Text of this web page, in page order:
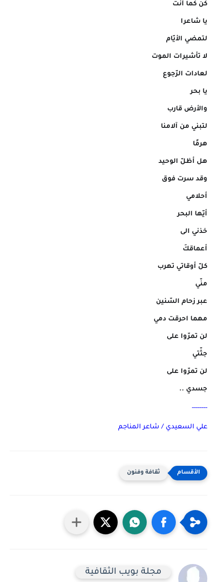
كن كما أنت
يا شاعرا
لتمضي الأيّام
لا تأشيرات الموت
لعادات الرّجوع
يا بحر
والأرض قارب
لتبني من آلامنا
هرمًا
هل أظلّ الوحيد
وقد سرت فوق
أحلامي
أيّها البحر
خذني الى
أعماقكَ
كلّ أوقاتي تهرب
منّي
عبر زحام السّنين
مهما احرقت دمي
لن تمرّوا على
جثّتي
لن تمرّوا على
جسدي ..
--------
علي السعيدي / شاعر المناجم
ثقافة وفنون
مجلة بويب الثقافية